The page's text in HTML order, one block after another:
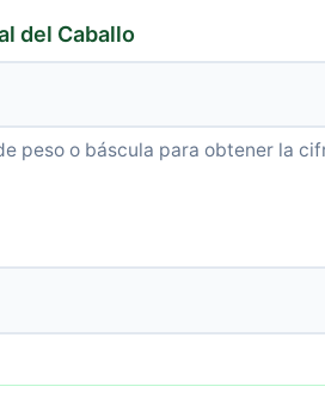
del Caballo
peso o báscula para obtener la